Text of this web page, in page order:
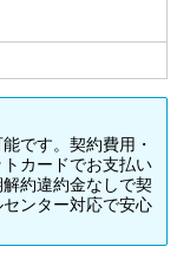
です。契約費用・
カードでお支払い
約違約金なしで契
ンター対応で安心